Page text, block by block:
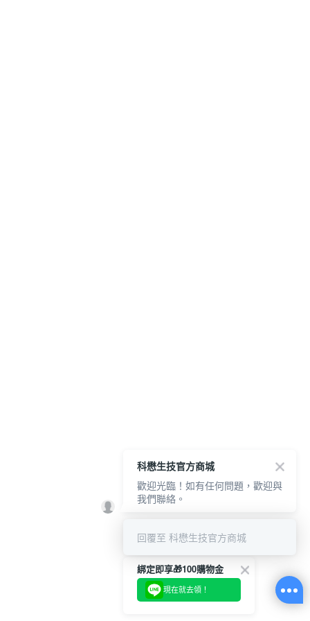
綁定即享🎁100購物金
現在就去領！
科懋生技官方商城
歡迎光臨！如有任何問題，歡迎與
我們聯絡。
回覆至 科懋生技官方商城